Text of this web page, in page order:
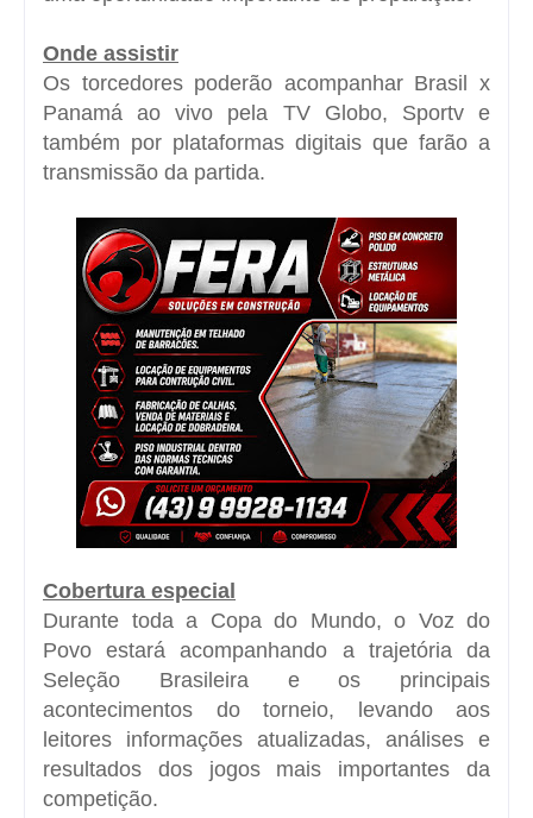
Onde assistir
Os torcedores poderão acompanhar Brasil x
Panamá ao vivo pela TV Globo, Sportv e
também por plataformas digitais que farão a
transmissão da partida.
Cobertura especial
Durante toda a Copa do Mundo, o Voz do
Povo estará acompanhando a trajetória da
Seleção Brasileira e os principais
acontecimentos do torneio, levando aos
leitores informações atualizadas, análises e
resultados dos jogos mais importantes da
competição.